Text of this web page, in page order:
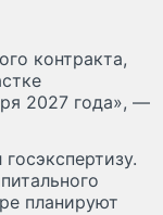
контракта,
2027 года», —
планируют